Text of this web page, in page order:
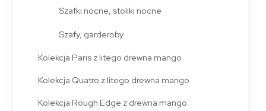
Szafki nocne, stoliki nocne
Szafy, garderoby
Kolekcja Paris z litego drewna mango
Kolekcja Quatro z litego drewna mango
Kolekcja Rough Edge z drewna mango